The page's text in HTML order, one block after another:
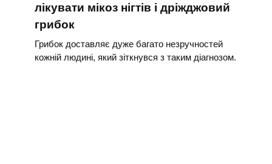
лікувати мікоз нігтів і дріжджовий
грибок
Грибок доставляє дуже багато незручностей
кожній людині, який зіткнувся з таким діагнозом.